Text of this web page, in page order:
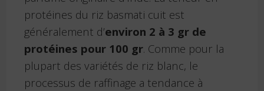
protéines du riz basmati cuit est
généralement d’environ 2 à 3 gr de
protéines pour 100 gr. Comme pour la
plupart des variétés de riz blanc, le
processus de raffinage a tendance à